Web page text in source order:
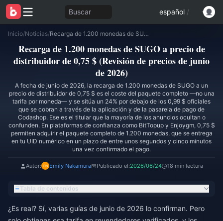
Buscar español /
Inicio/Noticias/ Recarga de 1.200 monedas de SUGO a precio de distribuidor de 0,75 $ (Revisión de precios de junio de 2026)
Recarga de 1.200 monedas de SUGO a precio de
distribuidor de 0,75 $ (Revisión de precios de junio
de 2026)
A fecha de junio de 2026, la recarga de 1.200 monedas de SUGO a un
precio de distribuidor de 0,75 $ es el coste del paquete completo —no una
tarifa por moneda— y se sitúa un 24% por debajo de los 0,99 $ oficiales
que se cobran a través de la aplicación y de la pasarela de pago de
Codashop. Ese es el titular que la mayoría de los anuncios ocultan o
confunden. En plataformas de confianza como BitTopup y Enjoygm, 0,75 $
permiten adquirir el paquete completo de 1.200 monedas, que se entrega
en tu UID numérico en un plazo de entre unos segundos y cinco minutos
una vez confirmado el pago.
Autor: Emily Nakamura Publicado el:2026/06/24 18 min lectura
Tabla de contenidos
¿Es real? Sí, varias guías de junio de 2026 lo confirman. Pero